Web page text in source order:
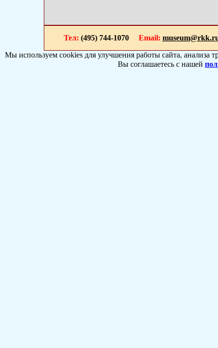
Тел: (495) 744-1070 Email:
Мы используем cookies для улучшения работы сайта, анализа
Вы соглашаетесь с нашей